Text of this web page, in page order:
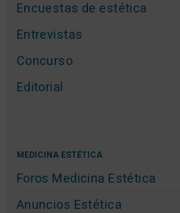
Encuestas de estética
Entrevistas
Concurso
Editorial
MEDICINA ESTÉTICA
Foros Medicina Estética
Anuncios Estética